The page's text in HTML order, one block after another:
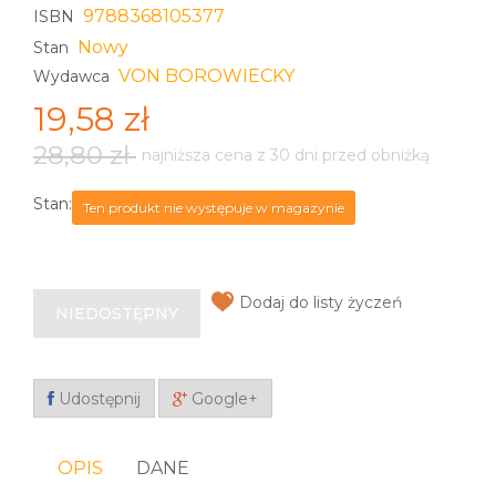
ISBN 9788368105377
Stan Nowy
Wydawca VON BOROWIECKY
19,58 zł
28,80 zł najniższa cena z 30 dni przed obniżką
Stan: Ten produkt nie występuje w magazynie
NIEDOSTĘPNY
Dodaj do listy życzeń
Udostępnij Google+
OPIS DANE